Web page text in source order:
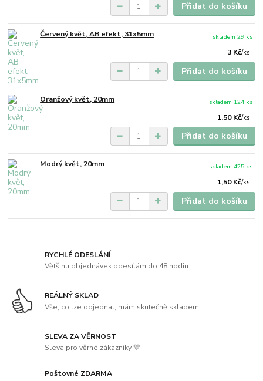
Přidat do košíku
Červený květ, AB efekt, 31x5mm
3 Kč/ks
skladem 29 ks
Přidat do košíku
Oranžový květ, 20mm
1,50 Kč/ks
skladem 124 ks
Přidat do košíku
Modrý květ, 20mm
1,50 Kč/ks
skladem 425 ks
Přidat do košíku
RYCHLÉ ODESLÁNÍ
Většinu objednávek odesílám do 48 hodin
REÁLNÝ SKLAD
Vše, co lze objednat, mám skutečně skladem
SLEVA ZA VĚRNOST
Sleva pro věrné zákazníky 💛
Poštovné ZDARMA